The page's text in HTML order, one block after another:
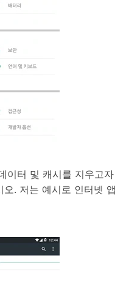
터 및 캐시를 지우고자
. 저는 예시로 인터넷 앱